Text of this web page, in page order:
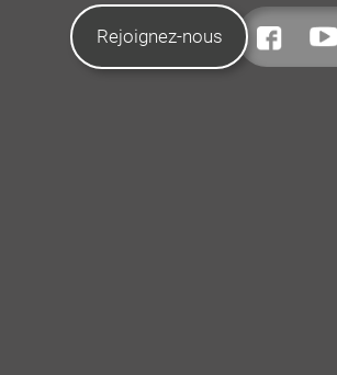
Rejoignez-nous